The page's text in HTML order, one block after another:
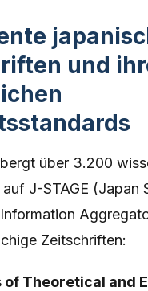
und
über 3.200
J-STAGE (Japan
Zeitschriften:
of Theoretical and